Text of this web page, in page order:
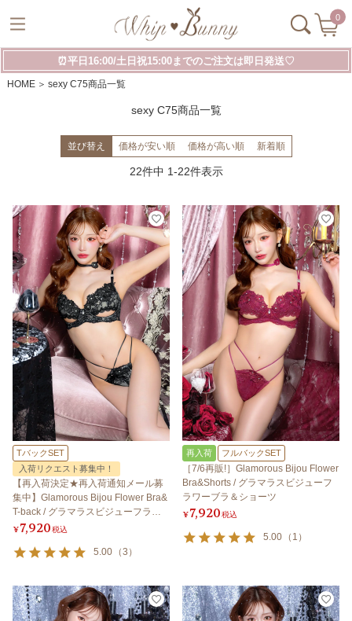
0
⏰平日16:00/土日祝15:00までのご注文は即日発送♡
HOME sexy C75商品一覧
sexy C75商品一覧
並び替え 価格が安い順 価格が高い順 新着順
22件中 1-22件表示
TバックSET
入荷リクエスト募集中！
【再入荷決定★再入荷通知メール募
集中】Glamorous Bijou Flower Bra&
T-back / グラマラスビジューフラワ
ーブラ＆Tバック
¥7,920税込
5.00 （3 ）
再入荷 フルバックSET
［7/6再販!］Glamorous Bijou Flower
Bra&Shorts / グラマラスビジューフ
ラワーブラ＆ショーツ
¥7,920税込
5.00 （ 1 ）